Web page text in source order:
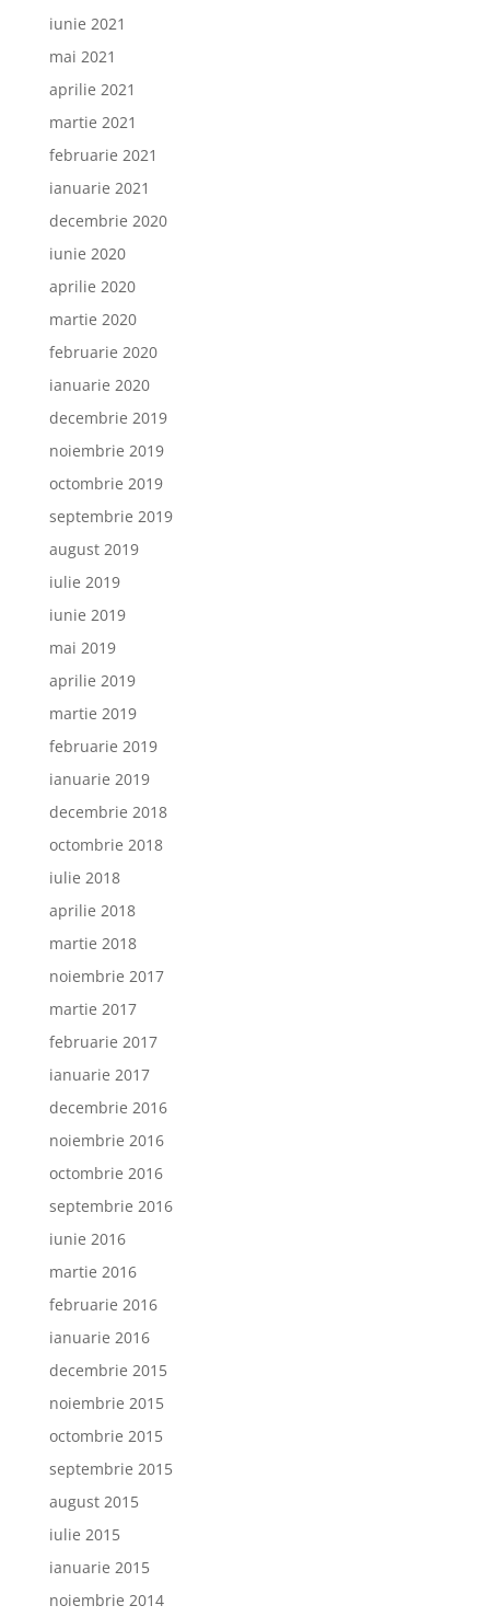
iunie 2021
mai 2021
aprilie 2021
martie 2021
februarie 2021
ianuarie 2021
decembrie 2020
iunie 2020
aprilie 2020
martie 2020
februarie 2020
ianuarie 2020
decembrie 2019
noiembrie 2019
octombrie 2019
septembrie 2019
august 2019
iulie 2019
iunie 2019
mai 2019
aprilie 2019
martie 2019
februarie 2019
ianuarie 2019
decembrie 2018
octombrie 2018
iulie 2018
aprilie 2018
martie 2018
noiembrie 2017
martie 2017
februarie 2017
ianuarie 2017
decembrie 2016
noiembrie 2016
octombrie 2016
septembrie 2016
iunie 2016
martie 2016
februarie 2016
ianuarie 2016
decembrie 2015
noiembrie 2015
octombrie 2015
septembrie 2015
august 2015
iulie 2015
ianuarie 2015
noiembrie 2014